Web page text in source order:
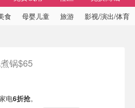
食 母婴儿童 旅游 影视/演出/体育
锅$65
电6折抢。